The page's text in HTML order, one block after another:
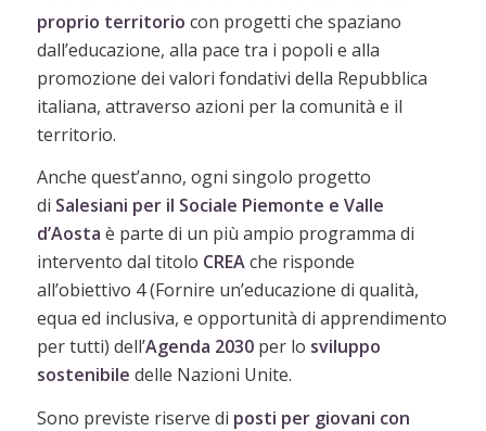
proprio territorio con progetti che spaziano
dall’educazione, alla pace tra i popoli e alla
promozione dei valori fondativi della Repubblica
italiana, attraverso azioni per la comunità e il
territorio.
Anche quest’anno, ogni singolo progetto
di Salesiani per il Sociale Piemonte e Valle
d’Aosta è parte di un più ampio programma di
intervento dal titolo CREAche risponde
all’obiettivo 4 (Fornire un’educazione di qualità,
equa ed inclusiva, e opportunità di apprendimento
per tutti) dell’Agenda 2030per lo sviluppo
sostenibile delle Nazioni Unite.
Sono previste riserve di posti per giovani con